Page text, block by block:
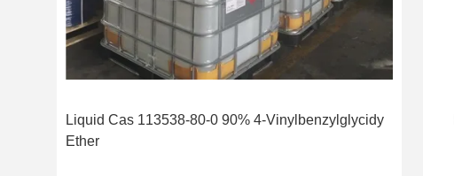
Liquid Cas 113538-80-0 90% 4-Vinylbenzylglycidy
Ether